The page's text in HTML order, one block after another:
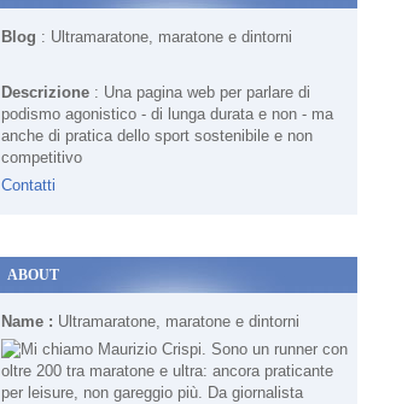
Blog : Ultramaratone, maratone e dintorni
Descrizione : Una pagina web per parlare di
podismo agonistico - di lunga durata e non - ma
anche di pratica dello sport sostenibile e non
competitivo
Contatti
ABOUT
Name : Ultramaratone, maratone e dintorni